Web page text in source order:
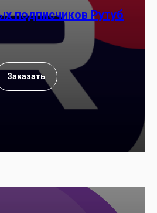
подписчиков Рутуб
Заказать